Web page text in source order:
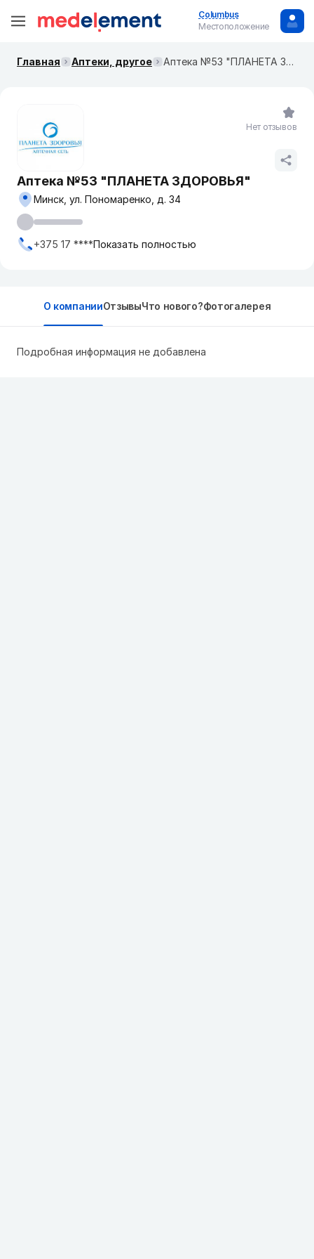
Columbus
Местоположение
Главная Аптеки, другое Аптека №53 "ПЛАНЕТА ЗДОРОВЬЯ"
Аптека №53 "ПЛАНЕТА ЗДОРОВЬЯ"
Минск, ул. Пономаренко, д. 34
+375 17 ****Показать полностью
Нет отзывов
О компанииОтзывыЧто нового?Фотогалерея
Подробная информация не добавлена